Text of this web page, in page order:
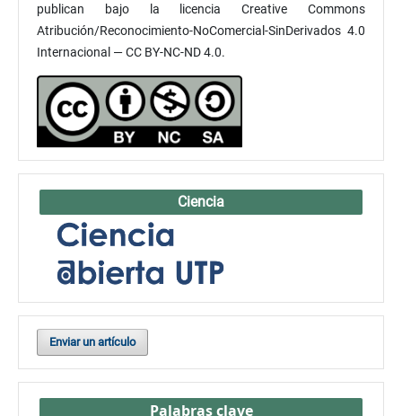
publican bajo la licencia Creative Commons
Atribución/Reconocimiento-NoComercial-SinDerivados 4.0
Internacional — CC BY-NC-ND 4.0.
Ciencia
Enviar un artículo
Palabras clave